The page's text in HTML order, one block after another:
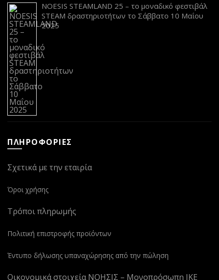
NOESIS STEAMLAND 25 – το μοναδικό φεστιβάλ
STEAM δραστηριοτήτων το Σάββατο 10 Μαΐου
2025
ΠΛΗΡΟΦΟΡΙΕΣ
Σχετικά με την εταιρία
Όροι χρήσης
Τρόποι πληρωμής
Πολιτική επιστροφής προϊόντων
Έντυπο δήλωσης υπαναχώρησης από την πώληση
Οικονομικά στοιχεία ΝΟΗΣΙΣ – Μονοπρόσωπη ΙΚΕ